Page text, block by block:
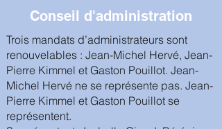
Conseil d'administration
Trois mandats d’administrateurs sont
renouvelables : Jean-Michel Hervé, Jean-
Pierre Kimmel et Gaston Pouillot. Jean-
Michel Hervé ne se représente pas. Jean-
Pierre Kimmel et Gaston Pouillot se
représentent.